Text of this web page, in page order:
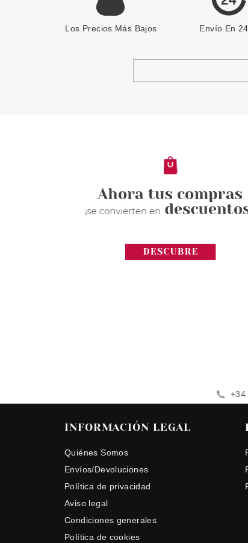
Los Precios Más Bajos Envío En
+34
INFORMACIÓN LEGAL
Quiénes Somos
Envíos/Devoluciones
Política de privacidad
Aviso legal
Condiciones generales
Política de cookies